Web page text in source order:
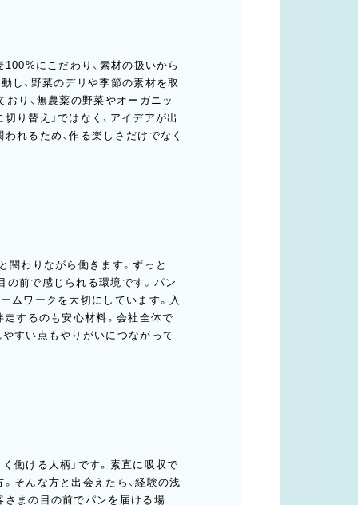
にこだわり、素材の扱いから
し、野菜のデリや季節の素材を取
り、無農薬の野菜やオーガニッ
り替え」ではなく、アイデアが出
れるため、作る楽しさだけでなく
関わりながら働きます。ずっと
の前で感じられる環境です。パン
ムワークを大切にしています。入
するのも安心材料。会社全体で
すい点もやりがいにつながって
働ける人柄」です。素直に吸収で
そんな方と出会えたら、経験の浅
さまの目の前でパンを届ける場